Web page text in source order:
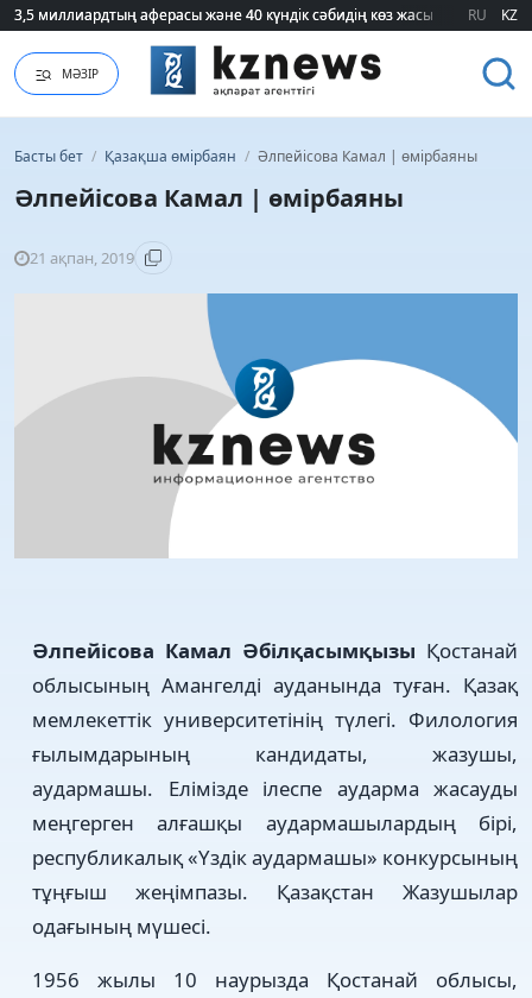
3,5 миллиардтың аферасы және 40 күндік сәбидің көз жасы:
3,5 миллиардтың аферасы және 40 күндік сәбидің көз жасы: RU KZ
МӘЗІР
Басты бет / Қазақша өмірбаян / Әлпейісова Камал | өмірбаяны
Әлпейісова Камал | өмірбаяны
21 ақпан, 2019
Әлпейісова Камал Әбілқасымқызы Қостанай
облысының Амангелді ауданында туған. Қазақ
мемлекеттік университетінің түлегі. Филология
ғылымдарының кандидаты, жазушы,
аудармашы. Елімізде ілеспе аударма жасауды
меңгерген алғашқы аудармашылардың бірі,
республикалық «Үздік аудармашы» конкурсының
тұңғыш жеңімпазы. Қазақстан Жазушылар
одағының мүшесі.
1956 жылы 10 наурызда Қостанай облысы,